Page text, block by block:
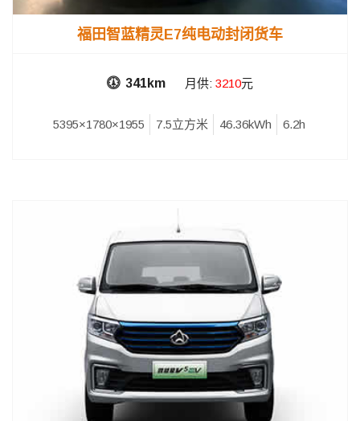
福田智蓝精灵E7纯电动封闭货车
341km 月供: 3210元
5395×1780×1955 7.5立方米 46.36kWh 6.2h